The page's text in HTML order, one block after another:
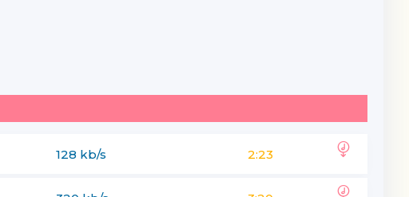
128 kb/s 2:23